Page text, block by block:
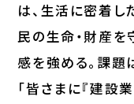
は、生活に密着し
民の生命・財産を
感を強める。課題
「皆さまに『建設